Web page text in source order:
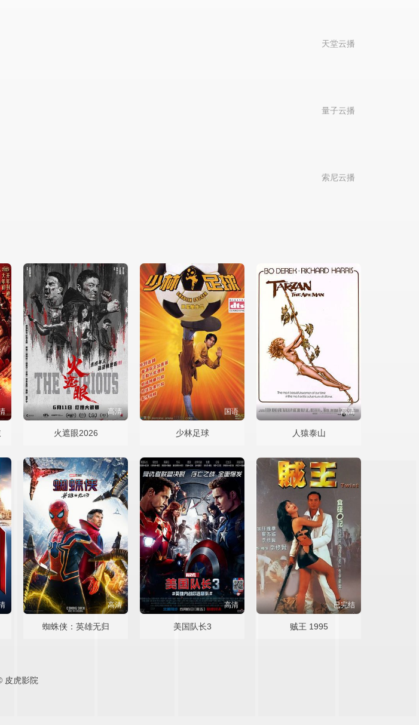
天堂云播
量子云播
索尼云播
高清
火遮眼2026
国语
少林足球
高清
人猿泰山
高清
蜘蛛侠：英雄无归
高清
美国队长3
已完结
贼王 1995
皮虎影院